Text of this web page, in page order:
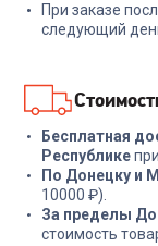
15 989₽
При заказе
следующий
Бесплатная
Республике
По Донецку и
10000 ₽).
За пределы
стоимость